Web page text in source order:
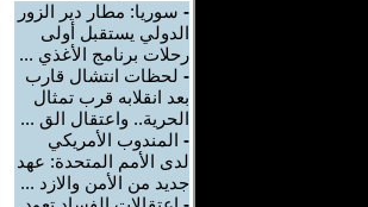
- سوريا: مطار دير الزور
الدولي يستقبل أولى
رحلات برنامج الأغذي ...
- لحظات انتشال قارب
بعد انقلابه قرب تمثال
الحرية.. واعتقال الق ...
- المندوب الأمريكي
لدى الأمم المتحدة: عهد
جديد من الأمن والازد ...